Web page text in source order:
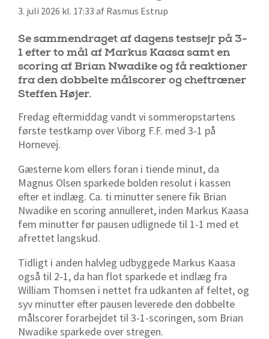
3. juli 2026 kl. 17:33 af Rasmus Estrup
Se sammendraget af dagens testsejr på 3-
1 efter to mål af Markus Kaasa samt en
scoring af Brian Nwadike og få reaktioner
fra den dobbelte målscorer og cheftræner
Steffen Højer.
Fredag eftermiddag vandt vi sommeropstartens
første testkamp over Viborg F.F. med 3-1 på
Hornevej.
Gæsterne kom ellers foran i tiende minut, da
Magnus Olsen sparkede bolden resolut i kassen
efter et indlæg. Ca. ti minutter senere fik Brian
Nwadike en scoring annulleret, inden Markus Kaasa
fem minutter før pausen udlignede til 1-1 med et
afrettet langskud.
Tidligt i anden halvleg udbyggede Markus Kaasa
også til 2-1, da han flot sparkede et indlæg fra
William Thomsen i nettet fra udkanten af feltet, og
syv minutter efter pausen leverede den dobbelte
målscorer forarbejdet til 3-1-scoringen, som Brian
Nwadike sparkede over stregen.